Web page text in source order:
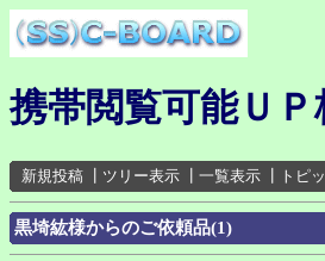
携帯閲覧可能ＵＰ
新規投稿 ツリー表示 一覧表示 トピ
黒埼紘様からのご依頼品(1)